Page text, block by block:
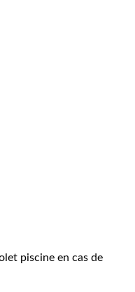
piscine en cas de